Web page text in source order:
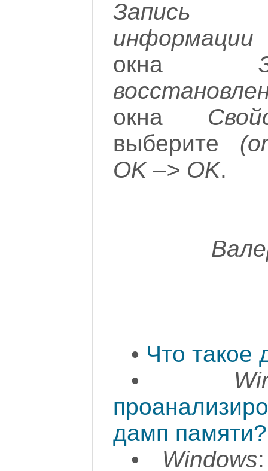
Запись
информации
окна
окна
выберите
OK –> OK.
• Что такое
•
дамп памяти?
• Windows